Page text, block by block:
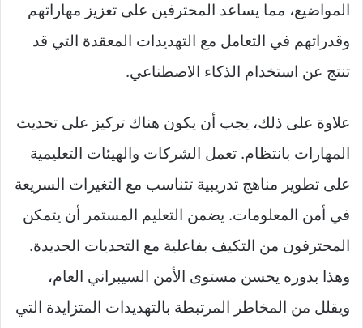
المواضيع، مما يساعد المحترفين على تعزيز مهاراتهم
وقدراتهم في التعامل مع التهديدات المعقدة التي قد
تنتج عن استخدام الذكاء الاصطناعي.
علاوة على ذلك، يجب أن يكون هناك تركيز على تحديث
المهارات بانتظام. تعمل الشركات والهيئات التعليمية
على تطوير مناهج تدريبية تتناسب مع التغيرات السريعة
في أمن المعلومات. يضمن التعليم المستمر أن يتمكن
المحترفون من التكيف بفاعلية مع التحديات الجديدة.
وهذا بدوره يحسن مستوى الأمن السيبراني العام،
ويقلل من المخاطر المرتبطة بالتهديدات المتزايدة التي